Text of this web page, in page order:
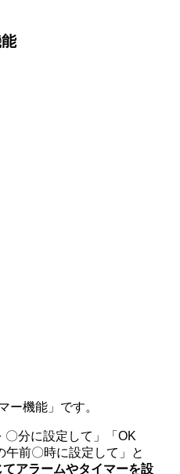
ー機能」です。
〇分に設定して」「OK
前〇時に設定して」と
てアラームやタイマーを設